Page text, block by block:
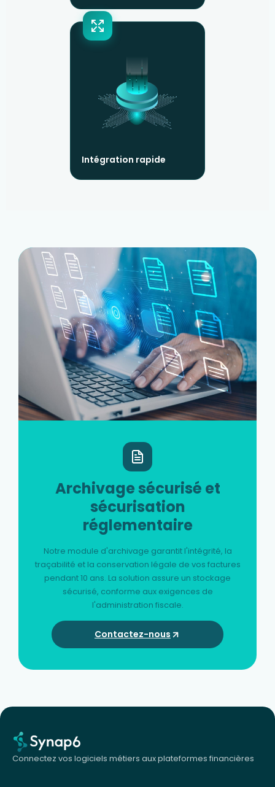
Intégration rapide
Archivage sécurisé et
sécurisation
réglementaire
Notre module d'archivage garantit l'intégrité, la
traçabilité et la conservation légale de vos factures
pendant 10 ans. La solution assure un stockage
sécurisé, conforme aux exigences de
l'administration fiscale.
Contactez-nous
Connectez vos logiciels métiers aux plateformes financières